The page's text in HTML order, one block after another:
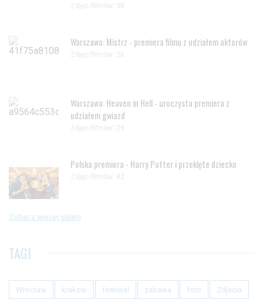
Zdjęc/filmów: 38
Warszawa: Mistrz - premiera filmu z udziałem aktorów
Zdjęc/filmów: 26
Warszawa: Heaven in Hell - uroczysta premiera z
udziałem gwiazd
Zdjęc/filmów: 29
Polska premiera - Harry Potter i przeklęte dziecko
Zdjęc/filmów: 82
Zobacz więcej galerii
TAGI
Wrocław krakow festiwal zabawa foto Zdjecia